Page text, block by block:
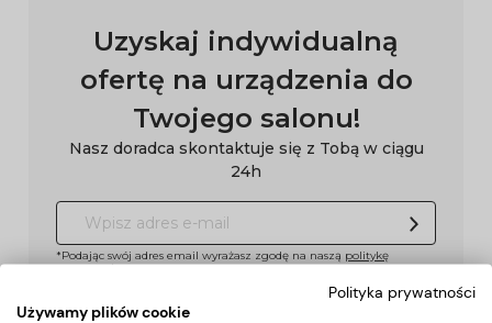
Uzyskaj indywidualną
ofertę na urządzenia do
Twojego salonu!
Nasz doradca skontaktuje się z Tobą w ciągu
24h
*Podając swój adres email wyrażasz zgodę na naszą politykę
prywatności
Polityka prywatności
Używamy plików cookie